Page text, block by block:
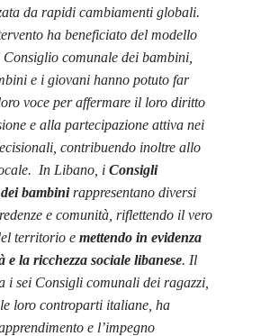
da rapidi cambiamenti globali.
ha beneficiato del modello
comunale dei bambini,
e i giovani hanno potuto far
voce per affermare il loro diritto
e alla partecipazione attiva nei
contribuendo inoltre allo
In Libano, i Consigli
bambinirappresentano diversi
e comunità, riflettendo il vero
territorio e mettendo in evidenza
e la ricchezza sociale libanese. Il
i sei Consigli comunali dei ragazzi,
loro controparti italiane, ha
e l’impegno